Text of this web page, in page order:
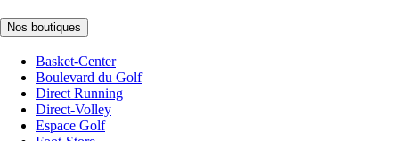
Nos boutiques
Basket-Center
Boulevard du Golf
Direct Running
Direct-Volley
Espace Golf